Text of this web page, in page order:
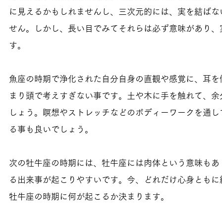
に見えるかもしれませんし、三次元的には、実を結ば
せん。しかし、長い目でみてそれらは必ず意味があり
す。
魚座の時期で浄化された自分自身の直観や感覚に、耳
まり頭で考えすぎない事です。土や木に手を触れて、
しょう。瞑想やストレッチなどのボディーワークを通
る事も良いでしょう。
次の牡牛座の時期には、牡牛座には肉体という意味も
る出来事が起こりやすいです。今、どれだけ心身とも
牡牛座の時期に何が起こるか決まります。